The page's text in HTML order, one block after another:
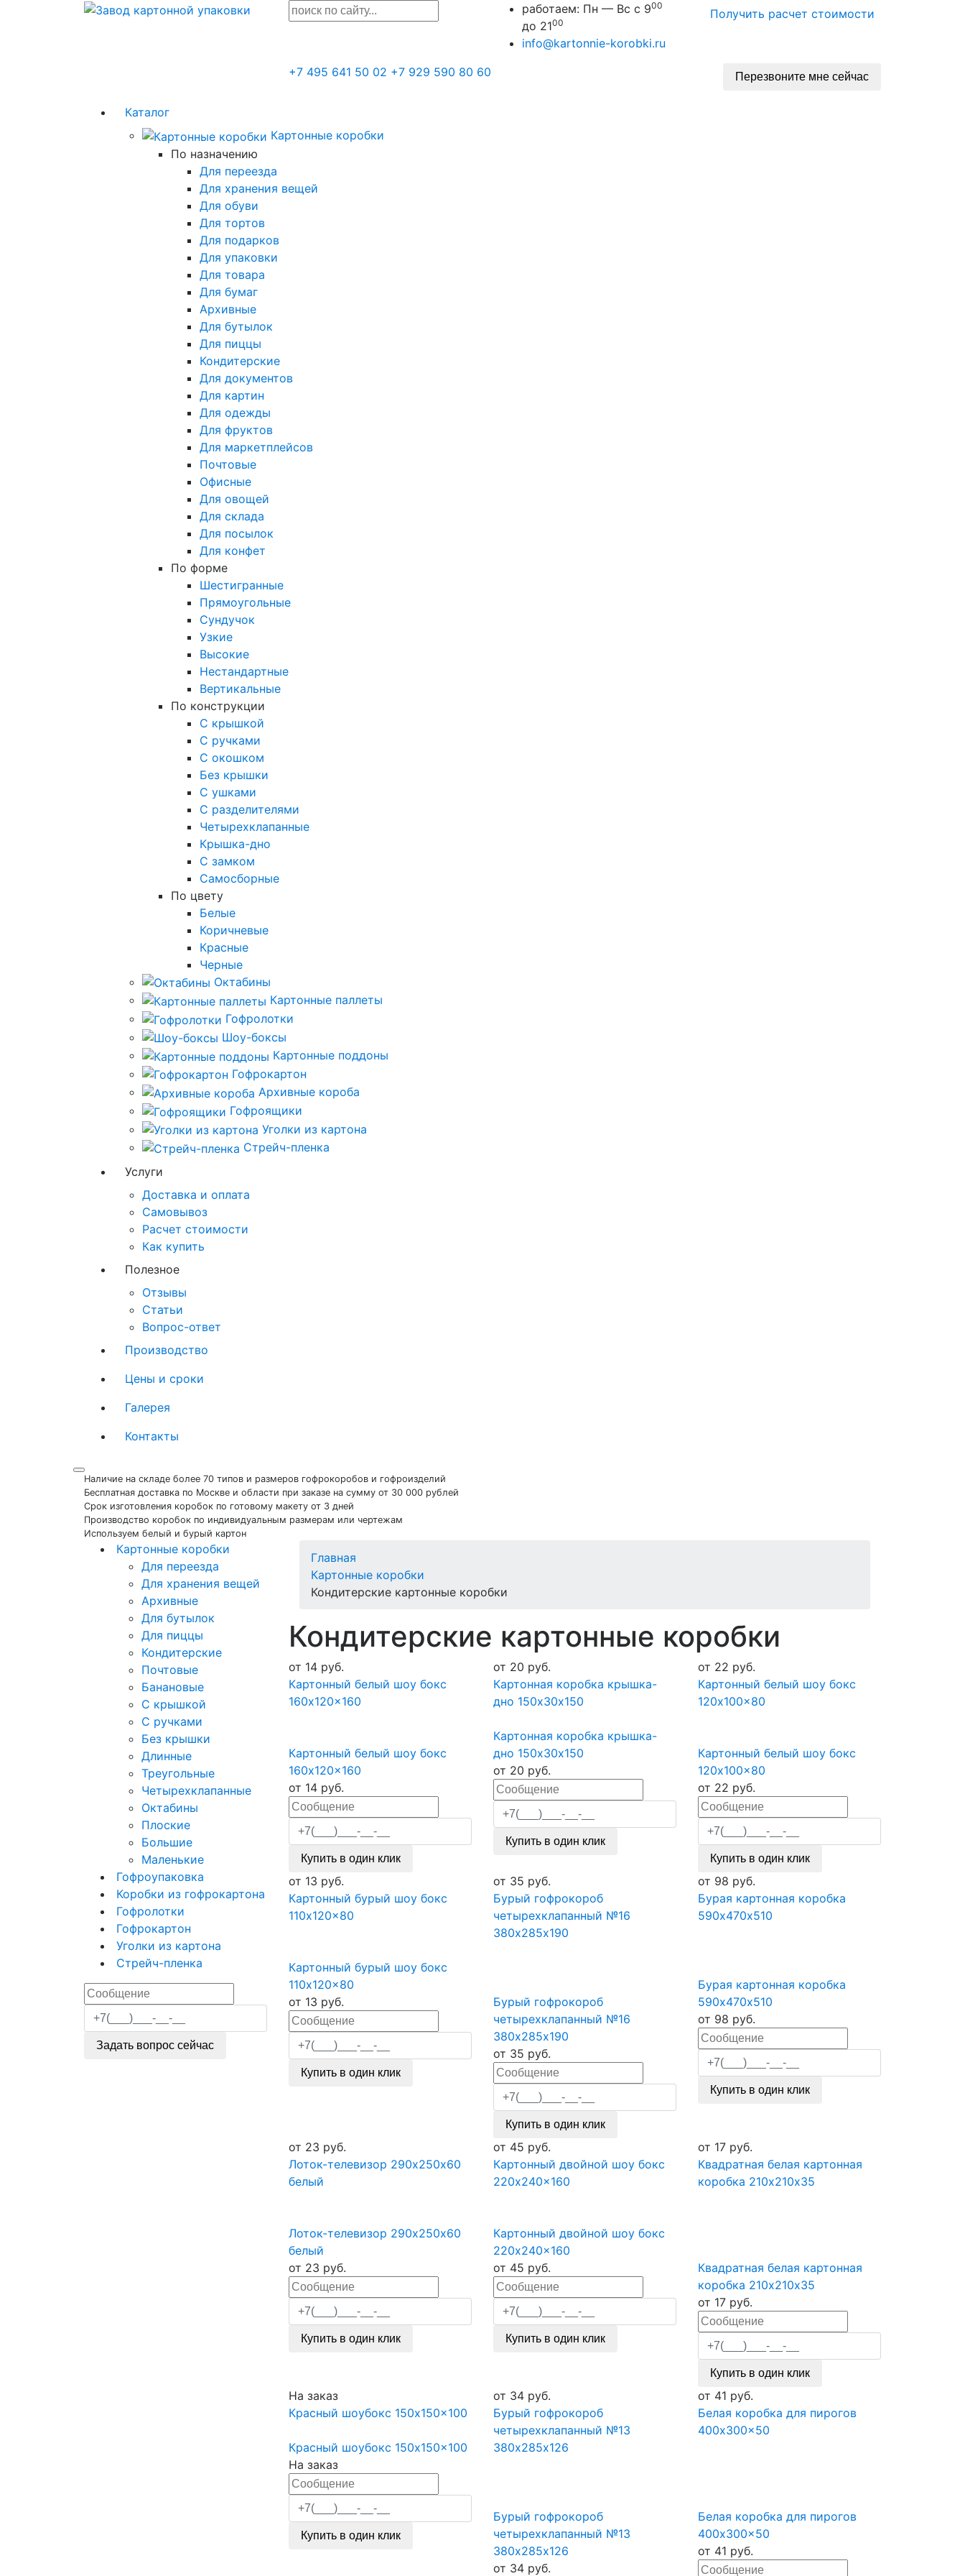
работаем: Пн — Вс с 900
до 2100
info@kartonnie-korobki.ru
Получить расчет стоимости
+7 495 641 50 02 +7 929 590 80 60 Перезвоните мне сейчас
Каталог
Картонные коробки
По назначению
Для переезда
Для хранения вещей
Для обуви
Для тортов
Для подарков
Для упаковки
Для товара
Для бумаг
Архивные
Для бутылок
Для пиццы
Кондитерские
Для документов
Для картин
Для одежды
Для фруктов
Для маркетплейсов
Почтовые
Офисные
Для овощей
Для склада
Для посылок
Для конфет
По форме
Шестигранные
Прямоугольные
Сундучок
Узкие
Высокие
Нестандартные
Вертикальные
По конструкции
С крышкой
С ручками
С окошком
Без крышки
С ушками
С разделителями
Четырехклапанные
Крышка-дно
С замком
Самосборные
По цвету
Белые
Коричневые
Красные
Черные
Октабины
Картонные паллеты
Гофролотки
Шоу-боксы
Картонные поддоны
Гофрокартон
Архивные короба
Гофроящики
Уголки из картона
Стрейч-пленка
Услуги
Доставка и оплата
Самовывоз
Расчет стоимости
Как купить
Полезное
Отзывы
Статьи
Вопрос-ответ
Производство
Цены и сроки
Галерея
Контакты
Наличие на складе более 70 типов и размеров гофрокоробов и гофроизделий
Бесплатная доставка по Москве и области при заказе на сумму от 30 000 рублей
Срок изготовления коробок по готовому макету от 3 дней
Производство коробок по индивидуальным размерам или чертежам
Используем белый и бурый картон
Картонные коробки
Для переезда
Для хранения вещей
Архивные
Для бутылок
Для пиццы
Кондитерские
Почтовые
Банановые
С крышкой
С ручками
Без крышки
Длинные
Треугольные
Четырехклапанные
Октабины
Плоские
Большие
Маленькие
Гофроупаковка
Коробки из гофрокартона
Гофролотки
Гофрокартон
Уголки из картона
Стрейч-пленка
Задать вопрос сейчас
Главная
Картонные коробки
Кондитерские картонные коробки
Кондитерские картонные коробки
от 14 руб.
Картонный белый шоу бокс
160x120x160
Картонный белый шоу бокс
160x120x160
от 14 руб.
Купить в один клик
от 20 руб.
Картонная коробка крышка-
дно 150х30х150
Картонная коробка крышка-
дно 150х30х150
от 20 руб.
Купить в один клик
от 22 руб.
Картонный белый шоу бокс
120x100x80
Картонный белый шоу бокс
120x100x80
от 22 руб.
Купить в один клик
от 13 руб.
Картонный бурый шоу бокс
110x120x80
Картонный бурый шоу бокс
110x120x80
от 13 руб.
Купить в один клик
от 35 руб.
Бурый гофрокороб
четырехклапанный №16
380х285х190
Бурый гофрокороб
четырехклапанный №16
380х285х190
от 35 руб.
Купить в один клик
от 98 руб.
Бурая картонная коробка
590х470х510
Бурая картонная коробка
590х470х510
от 98 руб.
Купить в один клик
от 23 руб.
Лоток-телевизор 290х250х60
белый
Лоток-телевизор 290х250х60
белый
от 23 руб.
Купить в один клик
от 45 руб.
Картонный двойной шоу бокс
220x240x160
Картонный двойной шоу бокс
220x240x160
от 45 руб.
Купить в один клик
от 17руб.
Квадратная белая картонная
коробка 210х210х35
Квадратная белая картонная
коробка 210х210х35
от 17руб.
Купить в один клик
На заказ
Красный шоубокс 150x150x100
Красный шоубокс 150x150x100
На заказ
Купить в один клик
от 34руб.
Бурый гофрокороб
четырехклапанный №13
380х285х126
Бурый гофрокороб
четырехклапанный №13
380х285х126
от 34руб.
от 41 руб.
Белая коробка для пирогов
400x300x50
Белая коробка для пирогов
400x300x50
от 41 руб.